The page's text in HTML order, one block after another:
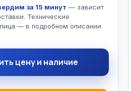
за 15 минут — зависит
Технические
— в подробном описании
цену и наличие